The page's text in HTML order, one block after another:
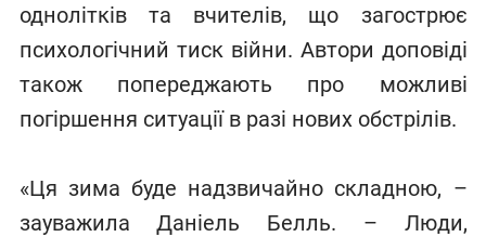
однолітків та вчителів, що загострює
психологічний тиск війни. Автори доповіді
також попереджають про можливі
погіршення ситуації в разі нових обстрілів.
«Ця зима буде надзвичайно складною, –
зауважила Даніель Белль. – Люди,